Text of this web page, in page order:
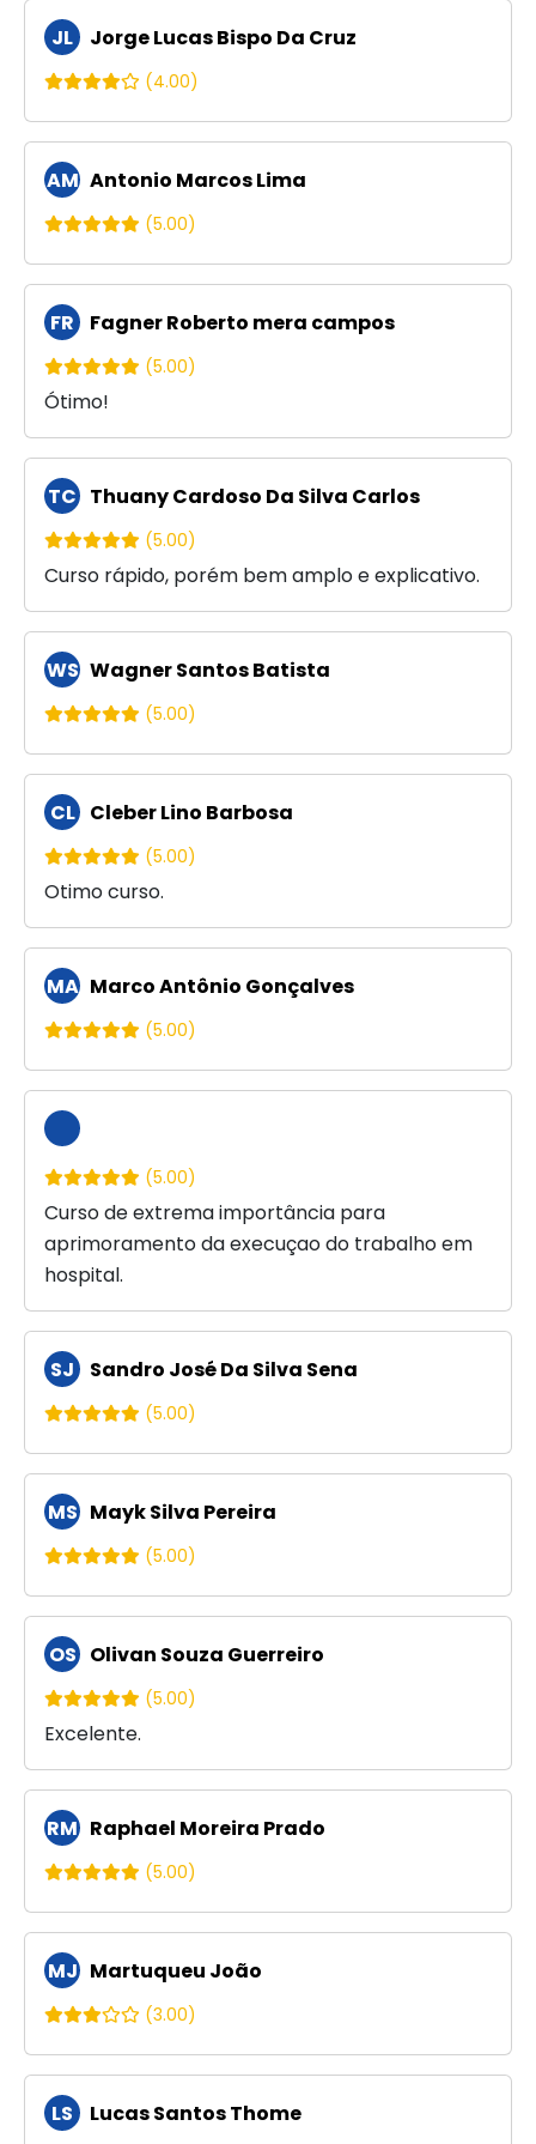
JL Jorge Lucas Bispo Da Cruz
(4.00)
AM Antonio Marcos Lima
(5.00)
FR Fagner Roberto mera campos
(5.00)
Ótimo!
TC Thuany Cardoso Da Silva Carlos
(5.00)
Curso rápido, porém bem amplo e explicativo.
WS Wagner Santos Batista
(5.00)
CL Cleber Lino Barbosa
(5.00)
Otimo curso.
MA Marco Antônio Gonçalves
(5.00)
(5.00)
Curso de extrema importância para
aprimoramento da execuçao do trabalho em
hospital.
SJ Sandro José Da Silva Sena
(5.00)
MS Mayk Silva Pereira
(5.00)
OS Olivan Souza Guerreiro
(5.00)
Excelente.
RM Raphael Moreira Prado
(5.00)
MJ Martuqueu João
(3.00)
LS Lucas Santos Thome